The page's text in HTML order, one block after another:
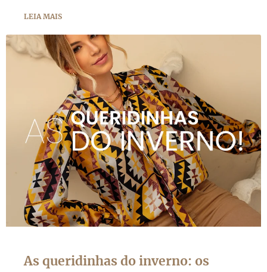
LEIA MAIS
As queridinhas do inverno: os